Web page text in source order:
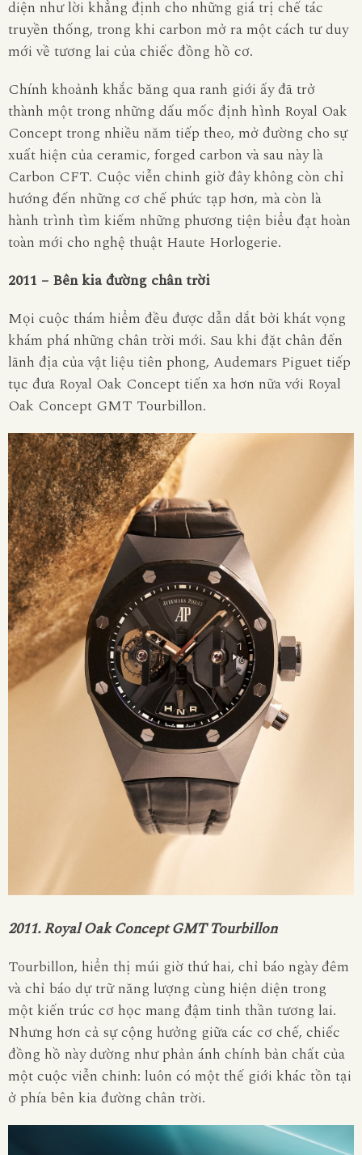
diện như lời khẳng định cho những giá trị chế tác
truyền thống, trong khi carbon mở ra một cách tư duy
mới về tương lai của chiếc đồng hồ cơ.
Chính khoảnh khắc băng qua ranh giới ấy đã trở
thành một trong những dấu mốc định hình Royal Oak
Concept trong nhiều năm tiếp theo, mở đường cho sự
xuất hiện của ceramic, forged carbon và sau này là
Carbon CFT. Cuộc viễn chinh giờ đây không còn chỉ
hướng đến những cơ chế phức tạp hơn, mà còn là
hành trình tìm kiếm những phương tiện biểu đạt hoàn
toàn mới cho nghệ thuật Haute Horlogerie.
2011 – Bên kia đường chân trời
Mọi cuộc thám hiểm đều được dẫn dắt bởi khát vọng
khám phá những chân trời mới. Sau khi đặt chân đến
lãnh địa của vật liệu tiên phong, Audemars Piguet tiếp
tục đưa Royal Oak Concept tiến xa hơn nữa với Royal
Oak Concept GMT Tourbillon.
2011. Royal Oak Concept GMT Tourbillon
Tourbillon, hiển thị múi giờ thứ hai, chỉ báo ngày đêm
và chỉ báo dự trữ năng lượng cùng hiện diện trong
một kiến trúc cơ học mang đậm tinh thần tương lai.
Nhưng hơn cả sự cộng hưởng giữa các cơ chế, chiếc
đồng hồ này dường như phản ánh chính bản chất của
một cuộc viễn chinh: luôn có một thế giới khác tồn tại
ở phía bên kia đường chân trời.